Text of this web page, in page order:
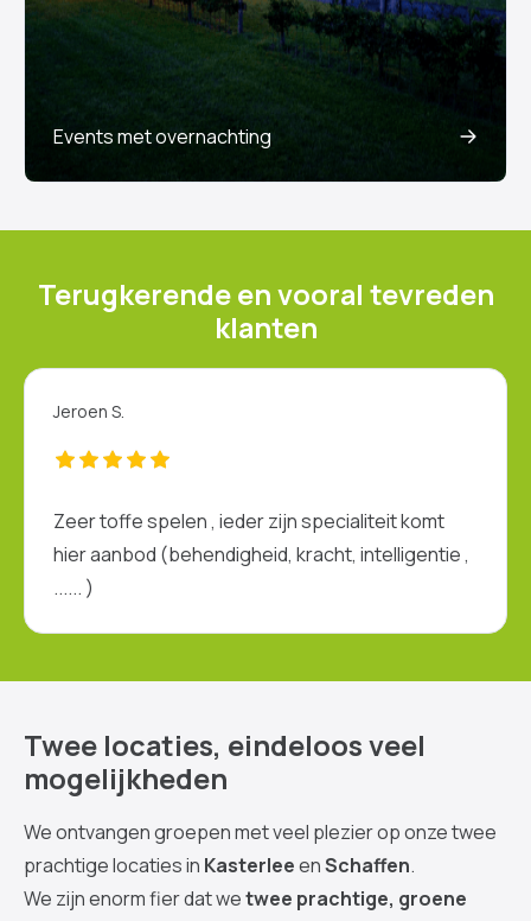
Events met overnachting
Terugkerende en vooral tevreden
klanten
Bert J.
Twee locaties, eindeloos veel
mogelijkheden
We ontvangen groepen met veel plezier op onze twee
prachtige locaties in KasterleeenSchaffen.
We zijn enorm fier dat wetwee prachtige, groene